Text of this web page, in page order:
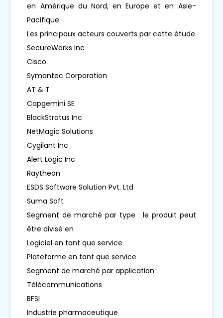
en Amérique du Nord, en Europe et en Asie-
Pacifique.
Les principaux acteurs couverts par cette étude
SecureWorks Inc
Cisco
Symantec Corporation
AT & T
Capgemini SE
BlackStratus Inc
NetMagic Solutions
Cygilant Inc
Alert Logic Inc
Raytheon
ESDS Software Solution Pvt. Ltd
Suma Soft
Segment de marché par type : le produit peut
être divisé en
Logiciel en tant que service
Plateforme en tant que service
Segment de marché par application :
Télécommunications
BFSI
Industrie pharmaceutique